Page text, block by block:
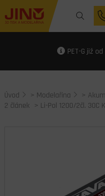
PET-G již od
Úvod > Modelařina >
2 článek > Li-Pol 1200/2čl. 30C